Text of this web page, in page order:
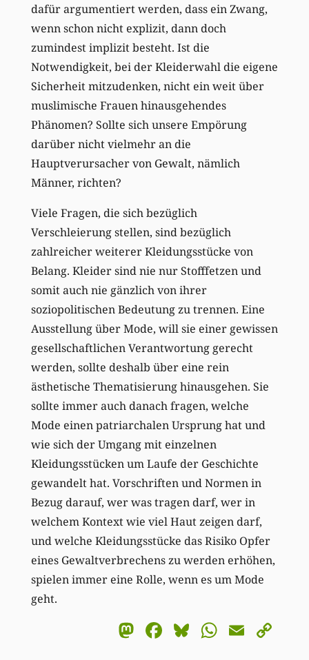
dafür argumentiert werden, dass ein Zwang,
wenn schon nicht explizit, dann doch
zumindest implizit besteht. Ist die
Notwendigkeit, bei der Kleiderwahl die eigene
Sicherheit mitzudenken, nicht ein weit über
muslimische Frauen hinausgehendes
Phänomen? Sollte sich unsere Empörung
darüber nicht vielmehr an die
Hauptverursacher von Gewalt, nämlich
Männer, richten?
Viele Fragen, die sich bezüglich
Verschleierung stellen, sind bezüglich
zahlreicher weiterer Kleidungsstücke von
Belang. Kleider sind nie nur Stofffetzen und
somit auch nie gänzlich von ihrer
soziopolitischen Bedeutung zu trennen. Eine
Ausstellung über Mode, will sie einer gewissen
gesellschaftlichen Verantwortung gerecht
werden, sollte deshalb über eine rein
ästhetische Thematisierung hinausgehen. Sie
sollte immer auch danach fragen, welche
Mode einen patriarchalen Ursprung hat und
wie sich der Umgang mit einzelnen
Kleidungsstücken um Laufe der Geschichte
gewandelt hat. Vorschriften und Normen in
Bezug darauf, wer was tragen darf, wer in
welchem Kontext wie viel Haut zeigen darf,
und welche Kleidungsstücke das Risiko Opfer
eines Gewaltverbrechens zu werden erhöhen,
spielen immer eine Rolle, wenn es um Mode
geht.
Mastodon
Facebook
BlueskyEmail